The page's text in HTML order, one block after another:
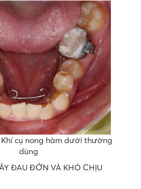
Khí cụ nong hàm dưới thường
dùng
ĐAU ĐỚN VÀ KHÓ CHỊU